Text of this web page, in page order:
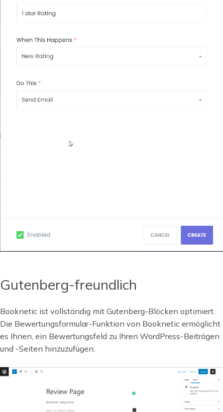
Gutenberg-freundlich
Booknetic ist vollständig mit Gutenberg-Blöcken optimiert.
Die Bewertungsformular-Funktion von Booknetic ermöglicht
es Ihnen, ein Bewertungsfeld zu Ihren WordPress-Beiträgen
und -Seiten hinzuzufügen.